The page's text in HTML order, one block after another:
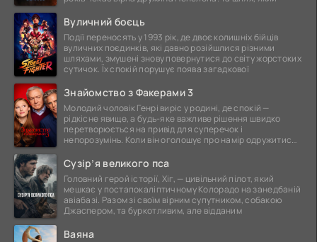
Вуличний боєць
Події переносять у 1993 рік, де двоє колишніх бійців
вуличних поєдинків, які давно розійшлися різними
шляхами, змушені знову повернутися до світу жорстоких
сутичок. Їх спокій порушує поява загадкової
Знайомство з Факерами 3
Молодий чоловік Генрі виріс у родині, де спокій —
рідкісне явище, а будь-яке важливе рішення швидко
перетворюється на привід для суперечок і
непорозумінь. Коли він оголошує про намір одружитися,
Сузір’я великого пса
Головний герой історії, Хіг, — цивільний пілот, який
мешкає у постапокаліптичному Колорадо на занедбаній
авіабазі. Разом зі своїм вірним супутником, собакою
Джаспером, та буркотливим, але відданим
Ваяна